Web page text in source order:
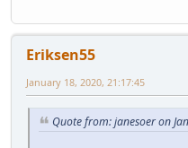
Eriksen55
January 18, 2020, 21:17:45
Quote from: janesoer on